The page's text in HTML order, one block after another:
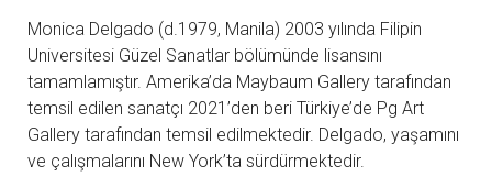
Monica Delgado (d.1979, Manila) 2003 yılında Filipin
Universitesi Güzel Sanatlar bölümünde lisansını
tamamlamıştır. Amerika’da Maybaum Gallery tarafından
temsil edilen sanatçı 2021’den beri Türkiye’de Pg Art
Gallery tarafından temsil edilmektedir. Delgado, yaşamını
ve çalışmalarını New York’ta sürdürmektedir.